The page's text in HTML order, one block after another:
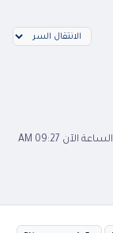
الساعة الآن 09:27 AM